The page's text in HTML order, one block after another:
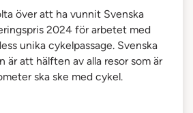
över att ha vunnit Svenska
2024 för arbetet med
unika cykelpassage. Svenska
är att hälften av alla resor som är
ska ske med cykel.